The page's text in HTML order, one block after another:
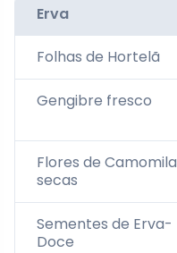
Erva
Folhas de Hortelã
Gengibre fresco
Flores de Camomila
secas
Sementes de Erva-
Doce